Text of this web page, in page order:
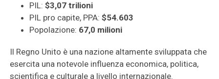
PIL: $3,07 trilioni
PIL pro capite, PPA: $54.603
Popolazione: 67,0 milioni
Il Regno Unito è una nazione altamente sviluppata che
esercita una notevole influenza economica, politica,
scientifica e culturale a livello internazionale.